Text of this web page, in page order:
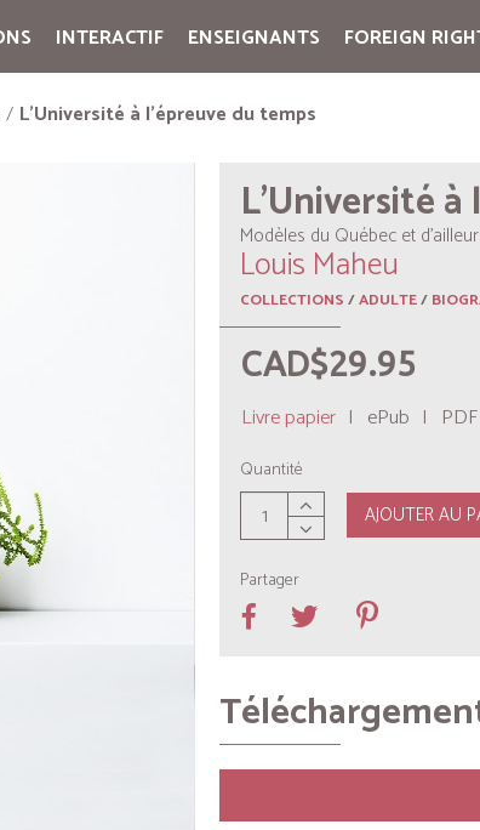
INTERACTIF ENSEIGNANTS FOREIGN
Cart:
L’Université à l’épreuve du temps
L’Université
Modèles du Québec et
Louis Maheu
COLLECTIONS/ADULTE/
CAD$29.95
Livre papier | ePub | PDF
Quantité
AJOUTER AU
Partager